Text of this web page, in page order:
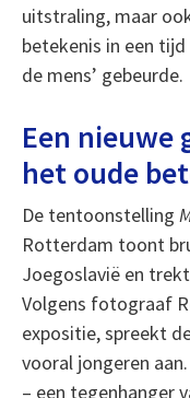
uitstraling, maar
betekenis in een
de mens’ gebeurde.
Een nieuwe
het oude
De tentoonstelling
Rotterdam toont
Joegoslavië en
Volgens fotograaf
expositie, spreekt
vooral jongeren
– een tegenhanger